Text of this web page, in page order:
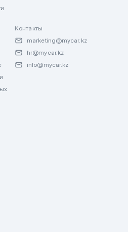
Контакты
marketing@mycar.kz
hr@mycar.kz
info@mycar.kz